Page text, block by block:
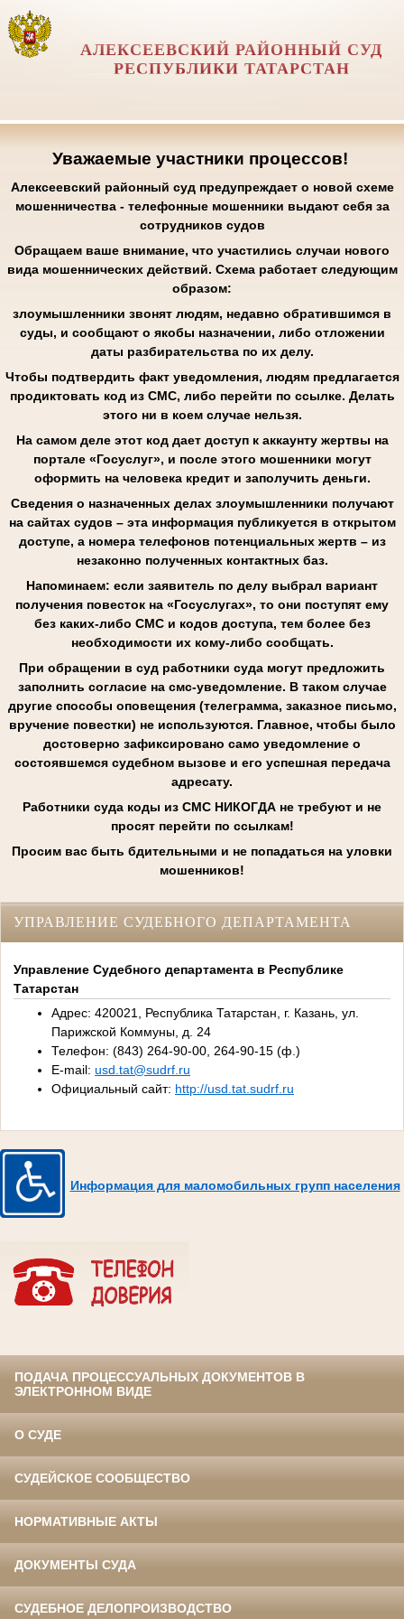
АЛЕКСЕЕВСКИЙ РАЙОННЫЙ СУД
РЕСПУБЛИКИ ТАТАРСТАН
Уважаемые участники процессов!
Алексеевский районный суд предупреждает о новой схеме
мошенничества - телефонные мошенники выдают себя за
сотрудников судов
Обращаем ваше внимание, что участились случаи нового
вида мошеннических действий. Схема работает следующим
образом:
злоумышленники звонят людям, недавно обратившимся в
суды, и сообщают о якобы назначении, либо отложении
даты разбирательства по их делу.
Чтобы подтвердить факт уведомления, людям предлагается
продиктовать код из СМС, либо перейти по ссылке. Делать
этого ни в коем случае нельзя.
На самом деле этот код дает доступ к аккаунту жертвы на
портале «Госуслуг», и после этого мошенники могут
оформить на человека кредит и заполучить деньги.
Сведения о назначенных делах злоумышленники получают
на сайтах судов – эта информация публикуется в открытом
доступе, а номера телефонов потенциальных жертв – из
незаконно полученных контактных баз.
Напоминаем: если заявитель по делу выбрал вариант
получения повесток на «Госуслугах», то они поступят ему
без каких-либо СМС и кодов доступа, тем более без
необходимости их кому-либо сообщать.
При обращении в суд работники суда могут предложить
заполнить согласие на смс-уведомление. В таком случае
другие способы оповещения (телеграмма, заказное письмо,
вручение повестки) не используются. Главное, чтобы было
достоверно зафиксировано само уведомление о
состоявшемся судебном вызове и его успешная передача
адресату.
Работники суда коды из СМС НИКОГДА не требуют и не
просят перейти по ссылкам!
Просим вас быть бдительными и не попадаться на уловки
мошенников!
УПРАВЛЕНИЕ СУДЕБНОГО ДЕПАРТАМЕНТА
Управление Судебного департамента в Республике
Татарстан
Адрес: 420021, Республика Татарстан, г. Казань, ул.
Парижской Коммуны, д. 24
Телефон: (843) 264-90-00, 264-90-15 (ф.)
E-mail: usd.tat@sudrf.ru
Официальный сайт: http://usd.tat.sudrf.ru
Информация для маломобильных групп населения
ПОДАЧА ПРОЦЕССУАЛЬНЫХ ДОКУМЕНТОВ В
ЭЛЕКТРОННОМ ВИДЕ
О СУДЕ
СУДЕЙСКОЕ СООБЩЕСТВО
НОРМАТИВНЫЕ АКТЫ
ДОКУМЕНТЫ СУДА
СУДЕБНОЕ ДЕЛОПРОИЗВОДСТВО